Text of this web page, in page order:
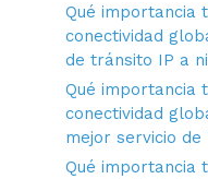
Qué importancia
conectividad
de tránsito IP a
Qué importancia
conectividad
mejor servicio de
Qué importancia